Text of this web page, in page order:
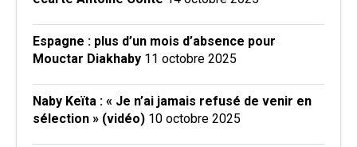
Espagne : plus d’un mois d’absence pour
Mouctar Diakhaby 11 octobre 2025
Naby Keïta : « Je n’ai jamais refusé de venir en
sélection » (vidéo) 10 octobre 2025